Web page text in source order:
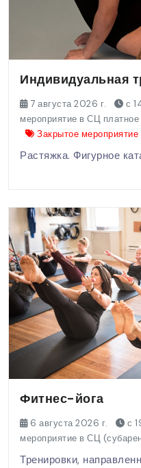
Индивидуальная
7 августа 2026 г. с
мероприятие в СЦ
Закрытое мероприятие
Растяжка. Фигурное
Фитнес-йога
6 августа 2026 г. с
мероприятие в СЦ
Тренировки,